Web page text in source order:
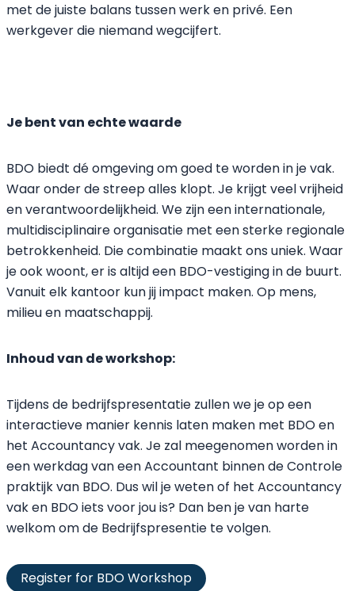
met de juiste balans tussen werk en privé. Een
werkgever die niemand wegcijfert.
Je bent van echte waarde
BDO biedt dé omgeving om goed te worden in je vak.
Waar onder de streep alles klopt. Je krijgt veel vrijheid
en verantwoordelijkheid. We zijn een internationale,
multidisciplinaire organisatie met een sterke regionale
betrokkenheid. Die combinatie maakt ons uniek. Waar
je ook woont, er is altijd een BDO-vestiging in de buurt.
Vanuit elk kantoor kun jij impact maken. Op mens,
milieu en maatschappij.
Inhoud van de workshop:
Tijdens de bedrijfspresentatie zullen we je op een
interactieve manier kennis laten maken met BDO en
het Accountancy vak. Je zal meegenomen worden in
een werkdag van een Accountant binnen de Controle
praktijk van BDO. Dus wil je weten of het Accountancy
vak en BDO iets voor jou is? Dan ben je van harte
welkom om de Bedrijfspresentie te volgen.
Register for BDO Workshop